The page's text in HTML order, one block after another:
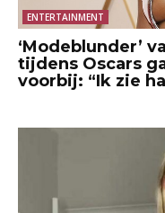
ENTERTAINMENT
‘Modeblunder’
tijdens Oscars
voorbij: “Ik zie